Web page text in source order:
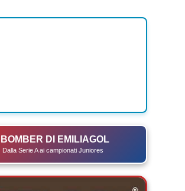
I BOMBER DI EMILIAGOL
Dalla Serie A ai campionati Juniores